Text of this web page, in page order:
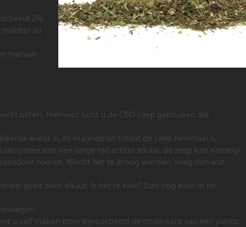
2%
is)
hiervan
beter). Hiervoor kunt u de CBD-zeep gebruiken die
water in de magnetron totdat de zeep helemaal is
dan een lange tijd achter elkaar, de zeep kan namelijk
roeren. Mocht het te droog worden, voeg dan wat
goed door elkaar. Is het te koel? Dan nog even in de
u zelf maken door bijvoorbeeld de onderkant van een plastic